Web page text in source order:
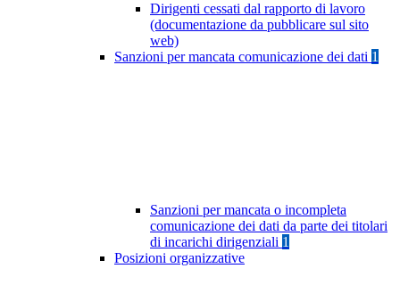
Dirigenti cessati dal rapporto di lavoro
(documentazione da pubblicare sul sito
web)
Sanzioni per mancata comunicazione dei dati 1
Sanzioni per mancata o incompleta
comunicazione dei dati da parte dei titolari
di incarichi dirigenziali 1
Posizioni organizzative